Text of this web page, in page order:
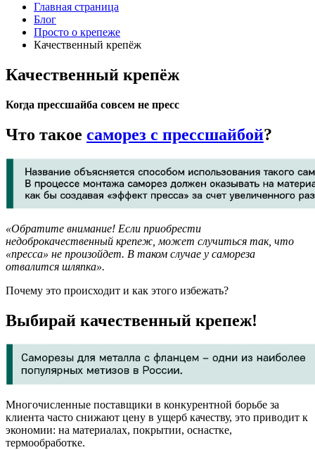
Главная страница
Блог
Просто о крепеже
Качественный крепёж
Качественный крепёж
Когда прессшайба совсем не пресс
Что такое саморез с прессшайбой?
«Обратите внимание! Если приобрести
недоброкачественный крепеж, может случиться так, что
«пресса» не произойдет. В таком случае у самореза
отвалится шляпка».
Почему это происходит и как этого избежать?
Выбирай качественный крепеж!
Многочисленные поставщики в конкурентной борьбе за
клиента часто снижают цену в ущерб качеству, это приводит к
экономии: на материалах, покрытии, оснастке,
термообработке.